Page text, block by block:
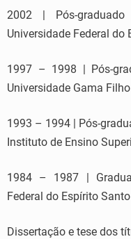
2002 | Pós-
Universidade Federal do
1997 – 1998 | Pós-
Universidade Gama
1993 – 1994 | Pós-
Instituto de Ensino
1984 – 1987 |
Federal do Espírito
Dissertação e tese dos